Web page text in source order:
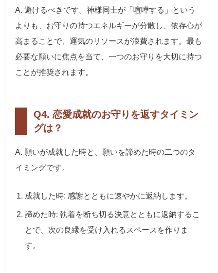
A. 避けるべきです。神様同士が「喧嘩する」という
よりも、お守りの持つエネルギーが分散し、依存心が
高まることで、運気のリソースが浪費されます。最も
必要な願いに焦点を当て、一つのお守りを大切に持つ
ことが推奨されます。
Q4. 恋愛成就のお守りを返すタイミン
グは？
A. 願いが成就した時と、願いを諦めた時の二つのタ
イミングです。
成就した時: 感謝とともに速やかに返納します。
諦めた時: 執着を断ち切る決意とともに返納するこ
とで、次の良縁を受け入れるスペースを作りま
す。